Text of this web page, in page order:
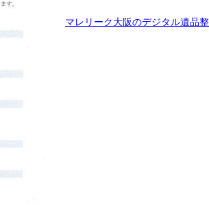
マレリーク大阪のデジタル遺品